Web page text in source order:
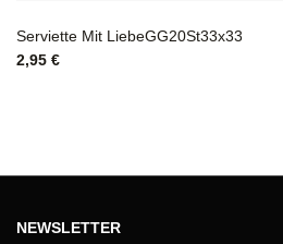
Serviette Mit LiebeGG20St33x33
2,95 €
NEWSLETTER